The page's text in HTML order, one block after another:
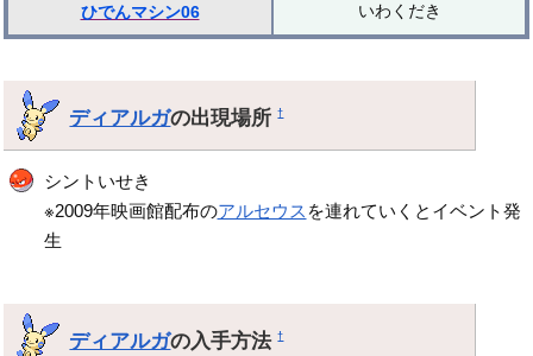
ひでんマシン06 いわくだき
ディアルガの出現場所†
シントいせき
※2009年映画館配布のアルセウス を連れていくとイベント発
生
ディアルガの入手方法†